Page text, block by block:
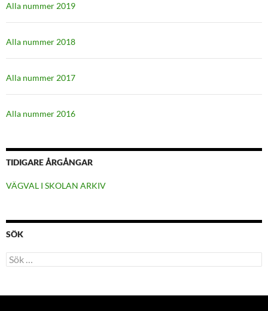
Alla nummer 2019
Alla nummer 2018
Alla nummer 2017
Alla nummer 2016
TIDIGARE ÅRGÅNGAR
VÄGVAL I SKOLAN ARKIV
SÖK
Sök
efter: